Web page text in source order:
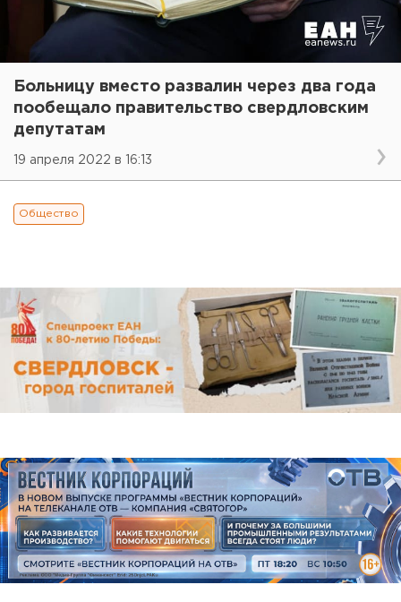
Больницу вместо развалин через два года
пообещало правительство свердловским
депутатам
19 апреля 2022 в 16:13
Общество